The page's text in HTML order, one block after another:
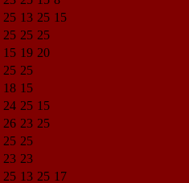
25 13 25 15
25 25 25
15 19 20
25 25
18 15
24 25 15
26 23 25
25 25
23 23
25 13 25 17